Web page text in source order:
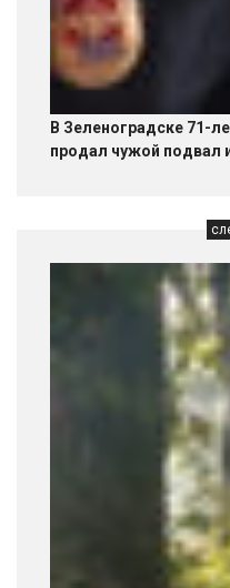
В Зеленоградске 71-
продал чужой подвал